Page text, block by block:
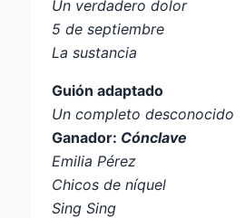
Un verdadero dolor
5 de septiembre
La sustancia
Guión adaptado
Un completo desconocido
Ganador: Cónclave
Emilia Pérez
Chicos de níquel
Sing Sing